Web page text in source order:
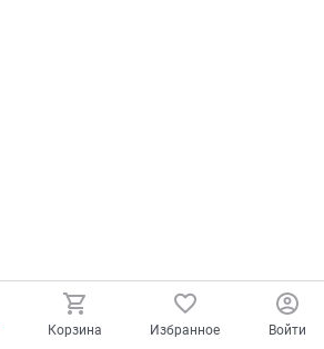
Корзина Избранное Войти